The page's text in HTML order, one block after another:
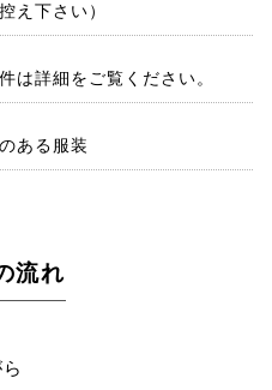
え下さい）
は詳細をご覧ください。
ある服装
流れ